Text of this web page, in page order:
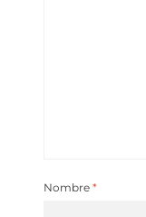
Nombre *